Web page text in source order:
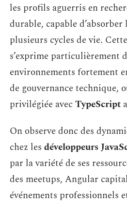
les profils aguerris en
durable, capable
plusieurs cycles de vie.
s’exprime particulièrement
environnements fortement
de gouvernance technique,
privilégiée avecTypeScript
On observe donc des
chez les développeurs
par la variété de ses
des meetups, Angular
événements professionnels